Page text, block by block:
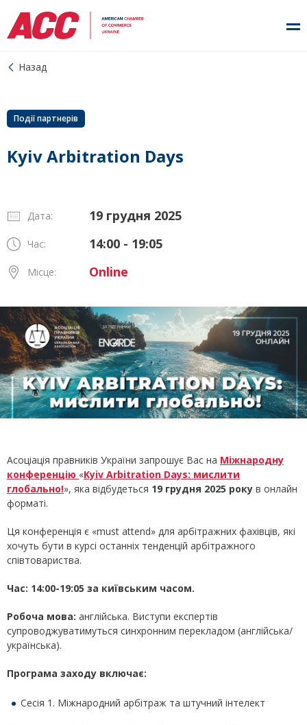
Назад
Події партнерів
Kyiv Arbitration Days
Дата: 19 грудня 2025
Час: 14:00 - 19:05
Місце: Online
Асоціація правників України запрошує Вас на Міжнародну
конференцію «Kyiv Arbitration Days: мислити
глобально!», яка відбудеться 19 грудня 2025 року в онлайн
форматі.
Ця конференція є «must attend» для арбітражних фахівців, які
хочуть бути в курсі останніх тенденцій арбітражного
співтовариства.
Час: 14:00-19:05 за київським часом.
Робоча мова: англійська. Виступи експертів
супроводжуватимуться синхронним перекладом (англійська/
українська).
Програма заходу включає:
Сесія 1. Міжнародний арбітраж та штучний інтелект